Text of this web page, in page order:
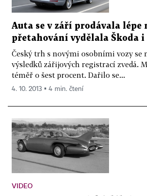
Auta se v září prodávala lépe
přetahování vydělala Škoda
Český trh s novými osobními vozy se
výsledků zářijových registrací zvedá.
téměř o šest procent. Dařilo se...
4. 10. 2013 ▪ 4 min. čtení
VIDEO